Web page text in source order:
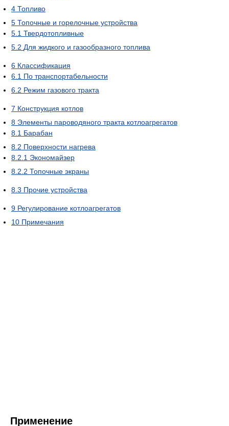
4 Топливо
5 Топочные и горелочные устройства
5.1 Твердотопливные
5.2 Для жидкого и газообразного топлива
6 Классификация
6.1 По транспортабельности
6.2 Режим газового тракта
7 Конструкция котлов
8 Элементы пароводяного тракта котлоагрегатов
8.1 Барабан
8.2 Поверхности нагрева
8.2.1 Экономайзер
8.2.2 Топочные экраны
8.3 Прочие устройства
9 Регулирование котлоагрегатов
10 Примечания
Применение